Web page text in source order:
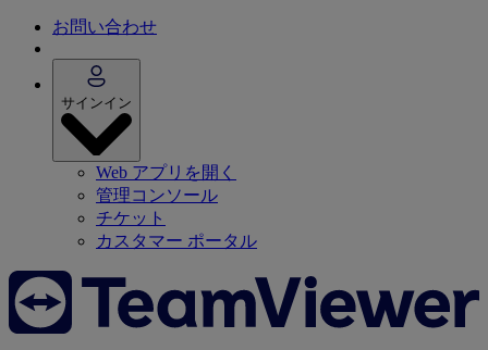
お問い合わせ
サインイン
Web アプリを開く
管理コンソール
チケット
カスタマー ポータル